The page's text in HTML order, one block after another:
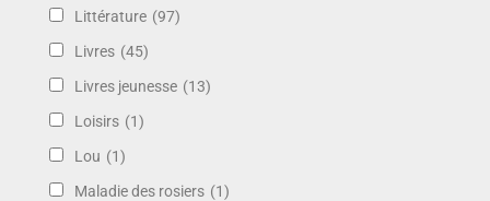
Littérature (97)
Livres (45)
Livres jeunesse (13)
Loisirs (1)
Lou (1)
Maladie des rosiers (1)